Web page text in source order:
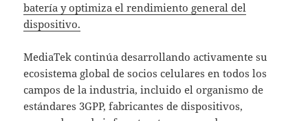
batería y optimiza el rendimiento general del
dispositivo.
MediaTek continúa desarrollando activamente su
ecosistema global de socios celulares en todos los
campos de la industria, incluido el organismo de
estándares 3GPP, fabricantes de dispositivos,